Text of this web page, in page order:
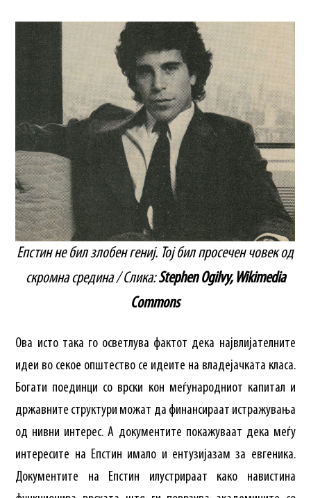
Епстин не бил злобен гениј. Тој бил просечен човек од
скромна средина / Слика:Stephen Ogilvy, Wikimedia
Commons
Ова исто така го осветлува фактот дека највлијателните
идеи во секое општество се идеите на владејачката класа.
Богати поединци со врски кон меѓународниот капитал и
државните структури можат да финансираат истражувања
од нивни интерес. А документите покажуваат дека меѓу
интересите на Епстин имало и ентузијазам за евгеника.
Документите на Епстин илустрираат како навистина